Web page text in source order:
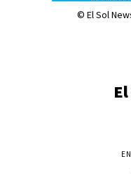
© El Sol